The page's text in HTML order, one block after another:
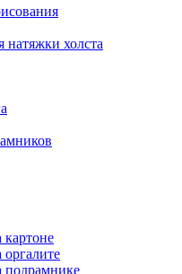
холста
подрамнике